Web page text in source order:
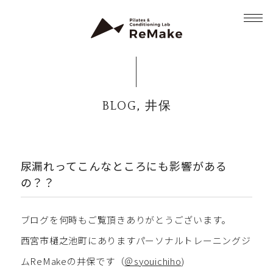
BLOG,井保
尿漏れってこんなところにも影響がある
の？？
ブログを何時もご覧頂きありがとうございます。
西宮市樋之池町にありますパーソナルトレーニングジ
ムReMakeの井保です（＠syouichiho)